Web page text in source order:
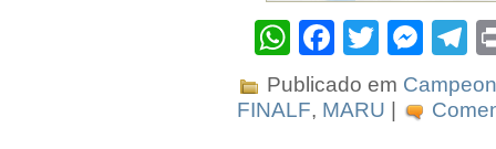
WhatsApp
Facebook
Twitter
Publicado em
FINALF, MARU